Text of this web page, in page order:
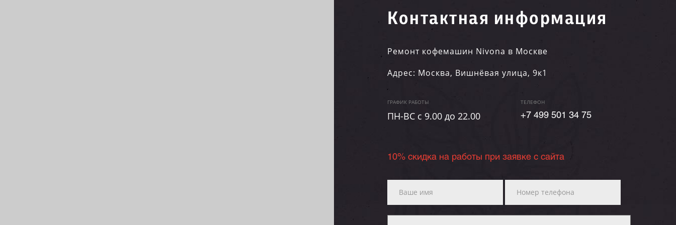
Контактная информация
Ремонт кофемашин Nivona в Москве
Адрес: Москва, Вишнёвая улица, 9к1
ГРАФИК РАБОТЫ
ПН-ВC c 9.00 до 22.00
ТЕЛЕФОН
+7 499 501 34 75
10% скидка на работы при заявке с сайта